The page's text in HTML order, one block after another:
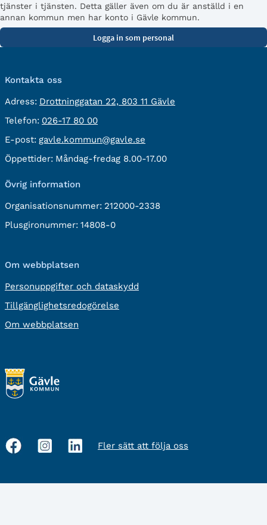
tjänster i tjänsten. Detta gäller även om du är anställd i en
annan kommun men har konto i Gävle kommun.
Kontakta oss
Adress: besöksadress:
Drottninggatan 22, 803 11 Gävle
Telefon: Telefon:
026-17 80 00
E-post: E-
post:
gavle.kommun@gavle.se
Öppettider: Måndag-fredag 8.00-17.00
Övrig information
Organisationsnummer: 212000-2338
Plusgironummer: 14808-0
Om webbplatsen
Personuppgifter och dataskydd
Tillgänglighetsredogörelse
Om webbplatsen
Sociala
Fler sätt att följa oss